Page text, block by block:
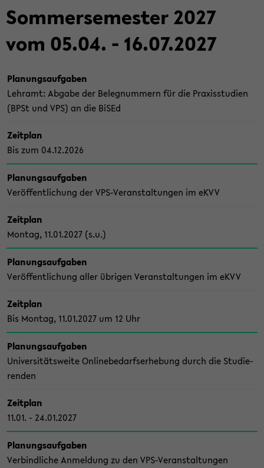
Som­mer­se­mes­ter 2027
vom 05.04. - 16.07.2027
Pla­nungs­auf­ga­ben
Lehr­amt: Ab­ga­be der Be­leg­num­mern für die Pra­xis­stu­di­en
(BPSt und VPS) an die BiSEd
Zeit­plan
Bis zum 04.12.2026
Pla­nungs­auf­ga­ben
Ver­öf­fent­li­chung der VPS-​Veranstaltungen im eKVV
Zeit­plan
Mon­tag, 11.01.2027 (s.u.)
Pla­nungs­auf­ga­ben
Ver­öf­fent­li­chung aller üb­ri­gen Ver­an­stal­tun­gen im eKVV
Zeit­plan
Bis Mon­tag, 11.01.2027 um 12 Uhr
Pla­nungs­auf­ga­ben
Uni­ver­si­täts­wei­te On­line­be­darfs­er­he­bung durch die Stu­die­
ren­den
Zeit­plan
11.01. - 24.01.2027
Pla­nungs­auf­ga­ben
Ver­bind­li­che An­mel­dung zu den VPS-​Veranstaltungen